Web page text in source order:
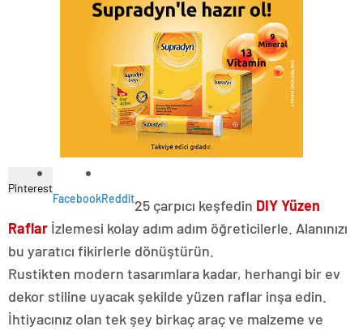
Pinterest
FacebookReddit25 çarpıcı keşfedin DIY Yüzen
Raflar İzlemesi kolay adım adım öğreticilerle. Alanınızı
bu yaratıcı fikirlerle dönüştürün.
Rustikten modern tasarımlara kadar, herhangi bir ev
dekor stiline uyacak şekilde yüzen raflar inşa edin.
İhtiyacınız olan tek şey birkaç araç ve malzeme ve